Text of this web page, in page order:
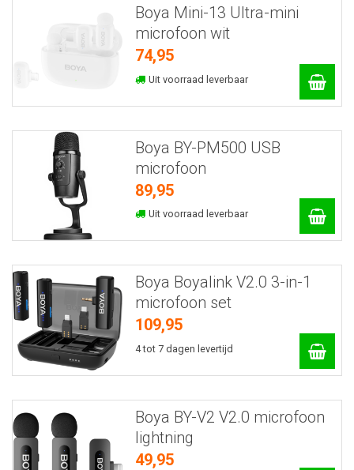
Boya Mini-13 Ultra-mini
microfoon wit
74,95
Uit voorraad leverbaar
Boya BY-PM500 USB
microfoon
89,95
Uit voorraad leverbaar
Boya Boyalink V2.0 3-in-1
microfoon set
109,95
4 tot 7 dagen levertijd
Boya BY-V2 V2.0 microfoon
lightning
49,95